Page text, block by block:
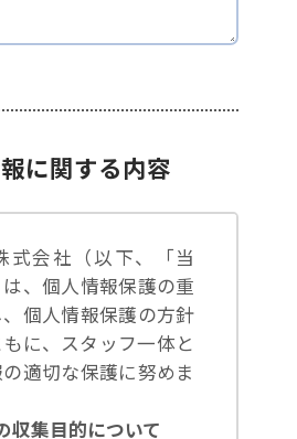
に関する内容
式会社（以下、「当
、個人情報保護の重
個人情報保護の方針
に、スタッフ一体と
適切な保護に努めま
集目的について